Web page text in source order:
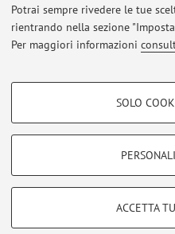
Potrai sempre rivedere le tue
rientrando nella sezione
Per maggiori informazioni
COOKIE DI PROFILAZIONE -
COOKIE TECNICI -
SOLO
ACCETTA
Al momento non
Area riservata
Accedi tramiteloginper gestire
Zamboni, 33 - 40126